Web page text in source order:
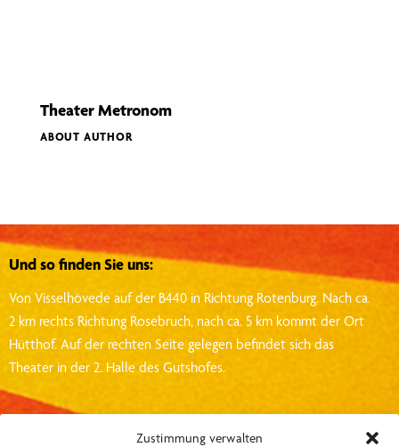
Zustimmung verwalten
Theater Metronom
ABOUT AUTHOR
Und so finden Sie uns:
Von Visselhövede auf der B440 in Richtung Rotenburg. Nach ca.
2 km rechts Richtung Rosebruch, nach ca. 5 km kommt der Ort
Hütthof. Auf der rechten Seite gelegen befindet sich das
Theater in der 2. Halle des Gutshofes.